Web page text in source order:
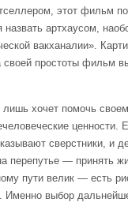
этот фильм
артхаусом,
вакханалии».
своей простоты фильм
хочет помочь
ценности.
сверстники, и
перепутье — принять
пути велик — есть
выбор